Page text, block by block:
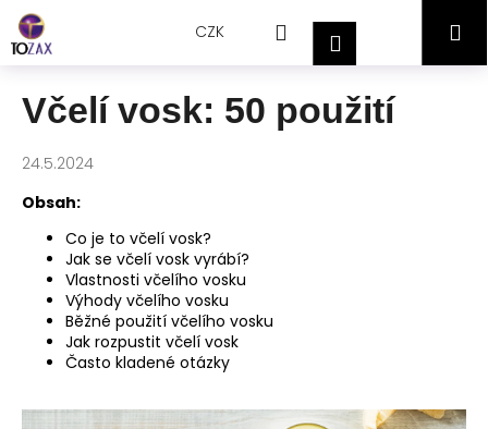
Přejít
obsah
CZK HledatPřihlášeníNákupní
košík
Včelí vosk: 50 použití
24.5.2024
Obsah:
Co je to včelí vosk?
Jak se včelí vosk vyrábí?
Vlastnosti včelího vosku
Výhody včelího vosku
Běžné použití včelího vosku
Jak rozpustit včelí vosk
Často kladené otázky
o
C
p
o
e